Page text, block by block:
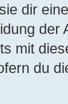
dir
der
mit
du